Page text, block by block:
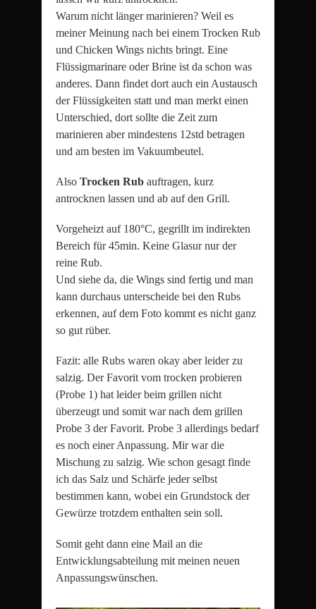
Warum nicht länger marinieren? Weil es
meiner Meinung nach bei einem Trocken Rub
und Chicken Wings nichts bringt. Eine
Flüssigmarinare oder Brine ist da schon was
anderes. Dann findet dort auch ein Austausch
der Flüssigkeiten statt und man merkt einen
Unterschied, dort sollte die Zeit zum
marinieren aber mindestens 12std betragen
und am besten im Vakuumbeutel.
Also Trocken Rub auftragen, kurz
antrocknen lassen und ab auf den Grill.
Vorgeheizt auf 180°C, gegrillt im indirekten
Bereich für 45min. Keine Glasur nur der
reine Rub.
Und siehe da, die Wings sind fertig und man
kann durchaus unterscheide bei den Rubs
erkennen, auf dem Foto kommt es nicht ganz
so gut rüber.
Fazit: alle Rubs waren okay aber leider zu
salzig. Der Favorit vom trocken probieren
(Probe 1) hat leider beim grillen nicht
überzeugt und somit war nach dem grillen
Probe 3 der Favorit. Probe 3 allerdings bedarf
es noch einer Anpassung. Mir war die
Mischung zu salzig. Wie schon gesagt finde
ich das Salz und Schärfe jeder selbst
bestimmen kann, wobei ein Grundstock der
Gewürze trotzdem enthalten sein soll.
Somit geht dann eine Mail an die
Entwicklungsabteilung mit meinen neuen
Anpassungswünschen.